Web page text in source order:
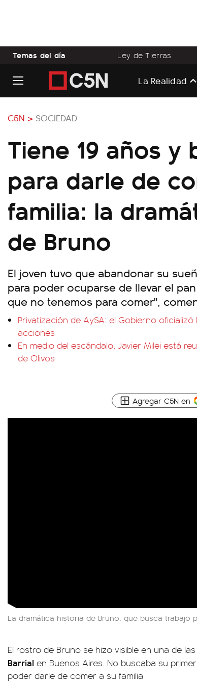
Temas del día Ley de Tierras
La Realidad
C5N > SOCIEDAD
Tiene 19 años y
para darle de
familia: la
de Bruno
El joven tuvo que abandonar su
para poder ocuparse de llevar el
que no tenemos para comer",
Privatización de AySA: el Gobierno
acciones
En medio del escándalo, Javier Milei está
de Olivos
Agregar C5N en
La dramática historia de Bruno, que busca trabajo
El rostro de Bruno se hizo visible en una de
Barrial en Buenos Aires. No buscaba su
poder darle de comer a su familia